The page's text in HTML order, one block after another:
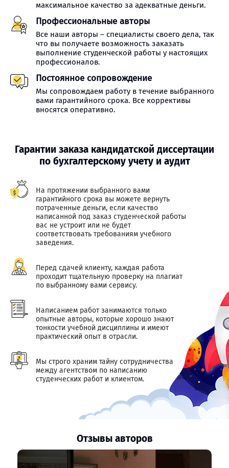
максимальное качество за адекватные деньги.
Профессиональные авторы
Все наши авторы – специалисты своего дела, так
что вы получаете возможность заказать
выполнение студенческой работы у настоящих
профессионалов.
Постоянное сопровождение
Мы сопровождаем работу в течение выбранного
вами гарантийного срока. Все коррективы
вносятся оперативно.
Гарантии заказа кандидатской диссертации
по бухгалтерскому учету и аудит
На протяжении выбранного вами
гарантийного срока вы можете вернуть
потраченные деньги, если качество
написанной под заказ студенческой работы
вас не устроит или не будет
соответствовать требованиям учебного
заведения.
Перед сдачей клиенту, каждая работа
проходит тщательную проверку на плагиат
по выбранному вами сервису.
Написанием работ занимаются только
опытные авторы, которые хорошо знают
тонкости учебной дисциплины и имеют
практический опыт в отрасли.
Мы строго храним тайну сотрудничества
между агентством по написанию
студенческих работ и клиентом.
Отзывы авторов